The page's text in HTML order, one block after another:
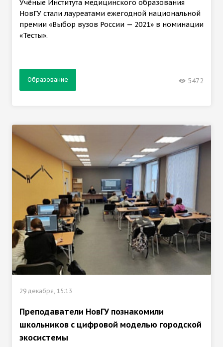
Учёные Института медицинского образования
НовГУ стали лауреатами ежегодной национальной
премии «Выбор вузов России — 2021» в номинации
«Тесты».
Образование 5472
29 декабря, 15:13
Преподаватели НовГУ познакомили
школьников с цифровой моделью городской
экосистемы